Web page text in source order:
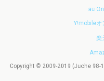
au
Y!mobileオ
楽
Copyright © 2009-2019 (Juche 98-